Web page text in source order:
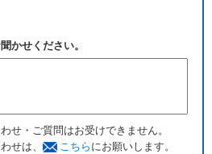
かせください。
せ・ご質問はお受けできません。
せは、
こちら にお願いします。